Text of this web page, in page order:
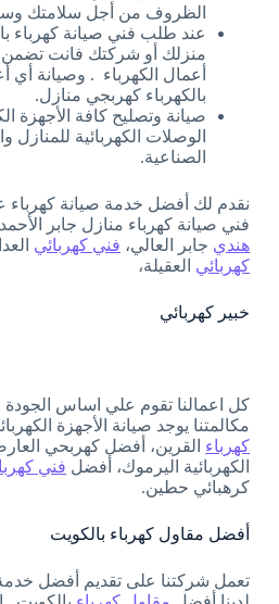
الظروف من أجل سلامتك
عند طلب فني صيانة كهرباء
منزلك أو شركتك فانت
أعمال الكهرباء . وصيانة
بالكهرباء كهربجي منازل.
صيانة وتصليح كافة الأجهزة
الوصلات الكهربائية
الصناعية.
نقدم لك أفضل خدمة صيانة كهرباء
فني صيانة كهرباء منازل جابر
هندي جابر العالي، فني كهربائي
كهربائي العقيلة،
خبير كهربائي
كل اعمالنا تقوم علي اساس الجودة
مكالمتنا يوجد صيانة الأجهزة
كهرباء القرين، أفضل كهربحي
الكهربائية اليرموك، أفضل فني
كرهبائي حطين.
أفضل مقاول كهرباء بالكويت
تعمل شركتنا على تقديم أفضل خدمة